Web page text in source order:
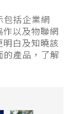
包括企業網
以及物聯網
白及知曉該
的產品，了解